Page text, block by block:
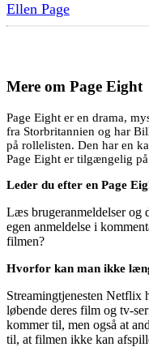
Ellen Page
Mere om Page Eight
Page Eight er en drama,
fra Storbritannien og har
på rollelisten. Den har en
Page Eight er tilgængelig
Leder du efter en Page
Læs brugeranmeldelser og
egen anmeldelse i
filmen?
Hvorfor kan man ikke
Streamingtjenesten Netflix
løbende deres film og tv-
kommer til, men også at
til, at filmen ikke kan